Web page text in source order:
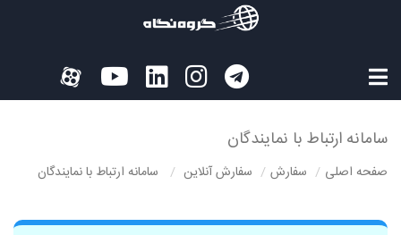
سامانه ارتباط با نمایندگان
صفحه اصلی سفارش سفارش آنلاین سامانه ارتباط با نمایندگان